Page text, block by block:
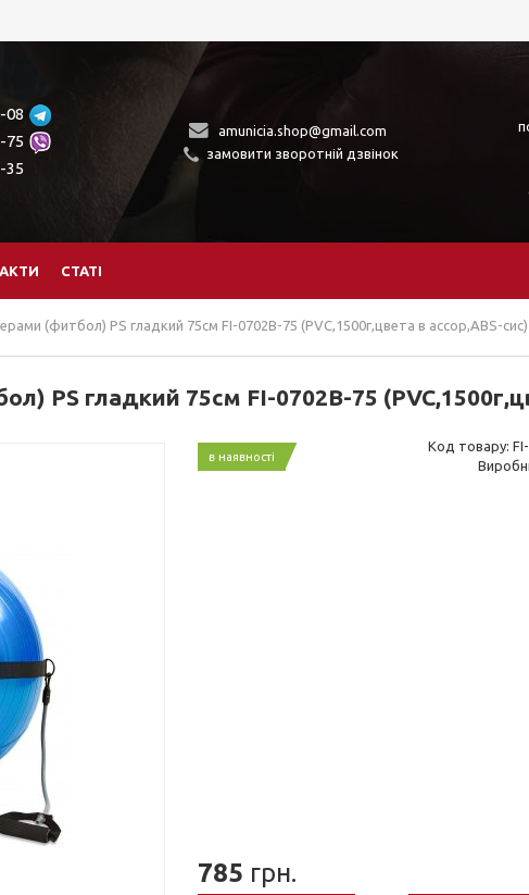
08
75
35
amunicia.shop@gmail.com
замовити зворотній дзвінок
СТАТІ
(фитбол) PS гладкий 75см FI-0702B-75 (PVC,1500г,цвета в ассор,ABS-сис)
PS гладкий 75см FI-0702B-75
в наявності
Код товару:
785 грн.